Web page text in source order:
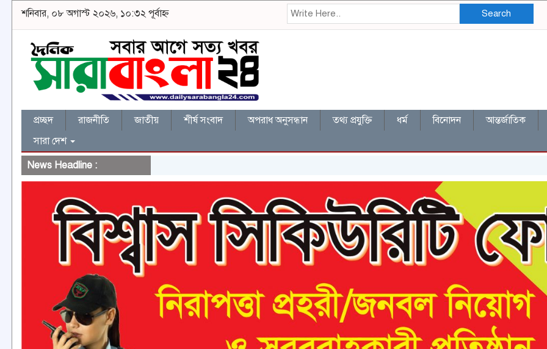
শনিবার, ০৮ অগাস্ট ২০২৬, ১০:৩২ পূর্বাহ্ন Search
প্রচ্ছদ রাজনীতি জাতীয় শীর্ষ সংবাদ অপরাধ অনুসন্ধান তথ্য প্রযুক্তি ধর্ম বিনোদন আন্তর্জাতিক
সারা দেশ
News Headline :